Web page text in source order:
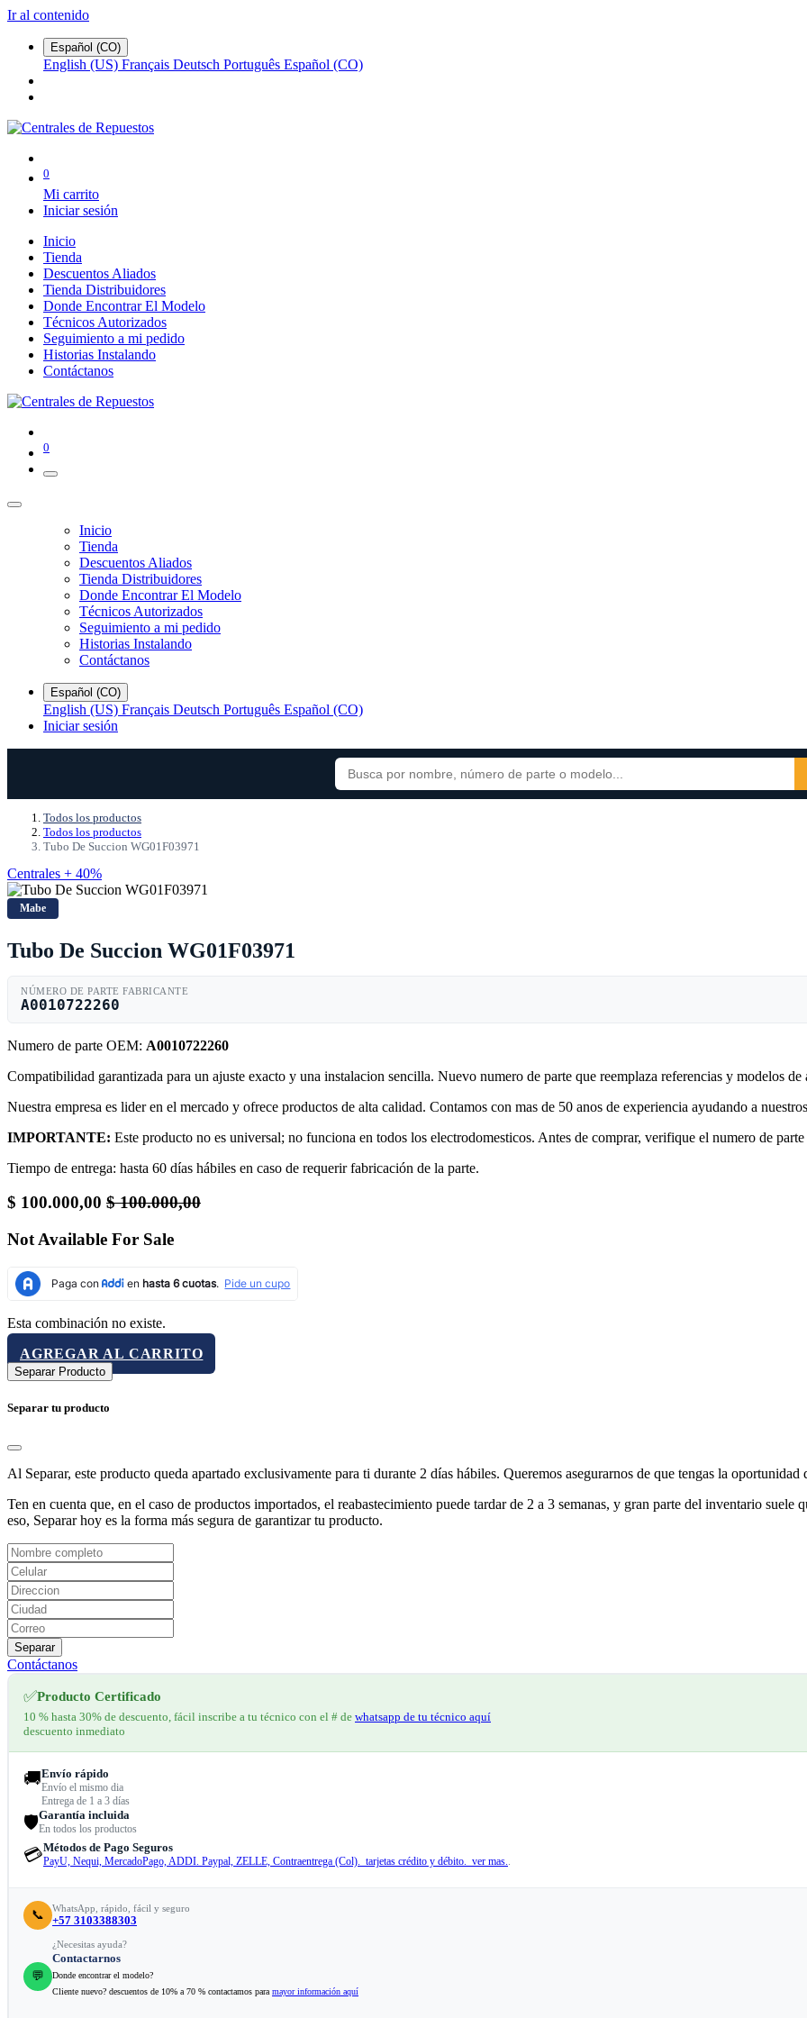
Ir al contenido
Español (CO)
English (US) Français Deutsch Português Español (CO)
0
Mi carrito
Iniciar sesión
Inicio
Tienda
Descuentos Aliados
Tienda Distribuidores
Donde Encontrar El Modelo
Técnicos Autorizados
Seguimiento a mi pedido
Historias Instalando
Contáctanos
0
Inicio
Tienda
Descuentos Aliados
Tienda Distribuidores
Donde Encontrar El Modelo
Técnicos Autorizados
Seguimiento a mi pedido
Historias Instalando
Contáctanos
Español (CO)
English (US) Français Deutsch Português Español (CO)
Iniciar sesión
Todos los productos
Todos los productos
Tubo De Succion WG01F03971
Centrales + 40%
Mabe
Tubo De Succion WG01F03971
NÚMERO DE PARTE FABRICANTE
A0010722260
Numero de parte OEM: A0010722260
Compatibilidad garantizada para un ajuste exacto y una instalacion sencilla. Nuevo numero de parte que reemplaza referencias y modelos de
Nuestra empresa es lider en el mercado y ofrece productos de alta calidad. Contamos con mas de 50 anos de experiencia ayudando a
IMPORTANTE: Este producto no es universal; no funciona en todos los electrodomesticos. Antes de comprar, verifique el numero de
Tiempo de entrega: hasta 60 días hábiles en caso de requerir fabricación de la parte.
$ 100.000,00 $100.000,00
Not Available For Sale
Esta combinación no existe.
AGREGAR AL CARRITO
Separar Producto
Separar tu producto
Al Separar, este producto queda apartado exclusivamente para ti durante 2 días hábiles. Queremos asegurarnos de que tengas la oportunidad
Ten en cuenta que, en el caso de productos importados, el reabastecimiento puede tardar de 2 a 3 semanas, y gran parte del inventario
eso, Separar hoy es la forma más segura de garantizar tu producto.
Separar
Contáctanos
✅Producto Certificado
10 % hasta 30% de descuento, fácil inscribe a tu técnico con el # de whatsapp de tu técnico aquí
descuento inmediato
🚚Envío rápido
Envío el mismo dia
Entrega de 1 a 3 días
🛡️Garantía incluida
En todos los productos
💳Métodos de Pago Seguros
PayU, Nequi, MercadoPago, ADDI. Paypal, ZELLE, Contraentrega (Col). tarjetas crédito y débito. ver mas..
📞 WhatsApp, rápido, fácil y seguro
+57 3103388303
💬
¿Necesitas ayuda?
Contactarnos
Donde encontrar el modelo?
Cliente nuevo? descuentos de 10% a 70 % contactamos para mayor información aquí